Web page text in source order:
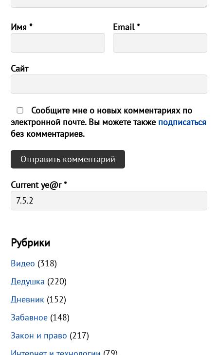
Имя* Email*
Сайт
Сообщите мне о новых комментариях по
электронной почте. Вы можете также подписаться
без комментариев.
Current ye@r*
Рубрики
Видео (318)
Дедушка (220)
Дневник (152)
Забавное (148)
Закон и право (217)